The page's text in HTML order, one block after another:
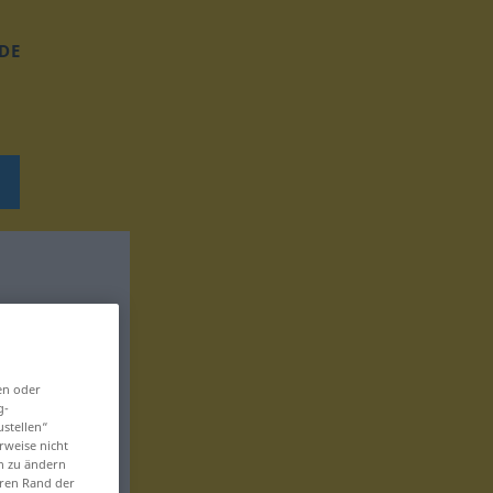
DE
oder
nicht
zu ändern
Rand der